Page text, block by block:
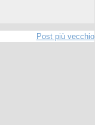
Post più vecchio